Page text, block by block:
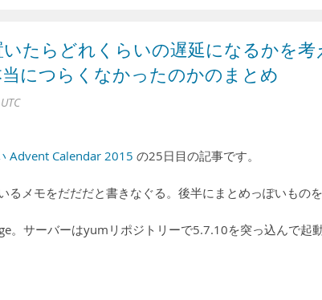
たらどれくらいの遅延になるかを考
につらくなかったのかのまとめ
Advent Calendar 2015 の25日目の記事です。
メモをだだだと書きなぐる。後半にまとめっぽいものを
。サーバーはyumリポジトリーで5.7.10を突っ込んで起